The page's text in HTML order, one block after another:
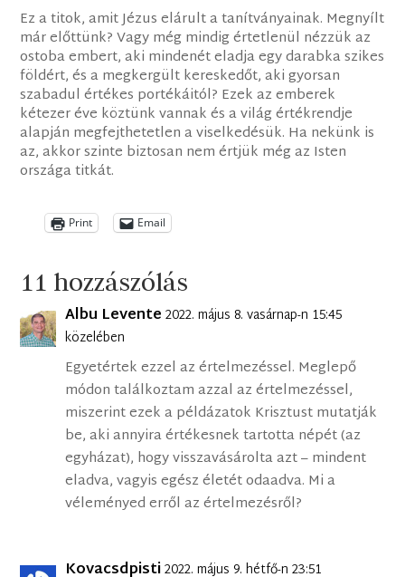
Ez a titok, amit Jézus elárult a tanítványainak. Megnyílt
már előttünk? Vagy még mindig értetlenül nézzük az
ostoba embert, aki mindenét eladja egy darabka szikes
földért, és a megkergült kereskedőt, aki gyorsan
szabadul értékes portékáitól? Ezek az emberek
kétezer éve köztünk vannak és a világ értékrendje
alapján megfejthetetlen a viselkedésük. Ha nekünk is
az, akkor szinte biztosan nem értjük még az Isten
országa titkát.
Print Email
11 hozzászólás
Albu Levente 2022. május 8. vasárnap-n 15:45
közelében
Egyetértek ezzel az értelmezéssel. Meglepő
módon találkoztam azzal az értelmezéssel,
miszerint ezek a példázatok Krisztust mutatják
be, aki annyira értékesnek tartotta népét (az
egyházat), hogy visszavásárolta azt – mindent
eladva, vagyis egész életét odaadva. Mi a
véleményed erről az értelmezésről?
Kovacsdpisti2022. május 9. hétfő-n 23:51